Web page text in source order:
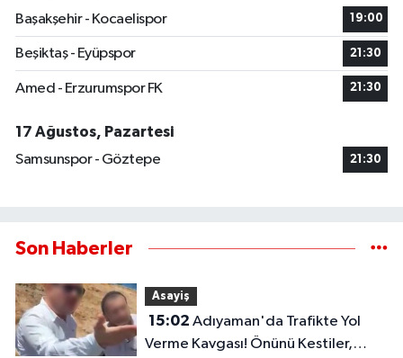
Başakşehir - Kocaelispor
19:00
Beşiktaş - Eyüpspor 21:30
Amed - Erzurumspor FK 21:30
17 Ağustos, Pazartesi
Samsunspor - Göztepe
21:30
Son Haberler
Asayiş
15:02
Verme Kavgası! Önünü Kestiler,